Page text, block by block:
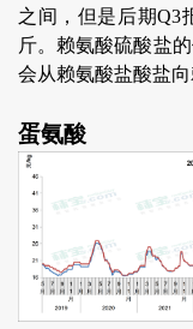
之间，但是后期Q3
斤。赖氨酸硫酸盐
会从赖氨酸盐酸盐向
蛋氨酸